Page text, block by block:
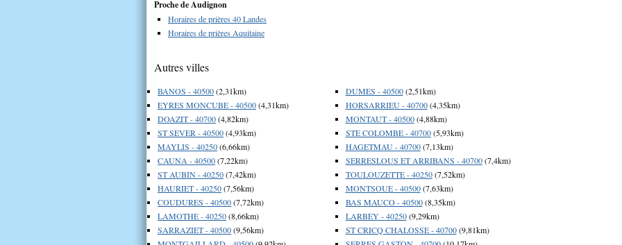
Proche de Audignon
Horaires de prières 40 Landes
Horaires de prières Aquitaine
Autres villes
BANOS - 40500(2,31km)
EYRES MONCUBE - 40500(4,31km)
DOAZIT - 40700(4,82km)
ST SEVER - 40500(4,93km)
MAYLIS - 40250(6,66km)
CAUNA - 40500(7,22km)
ST AUBIN - 40250(7,42km)
HAURIET - 40250(7,56km)
COUDURES - 40500(7,72km)
LAMOTHE - 40250(8,66km)
SARRAZIET - 40500(9,56km)
DUMES - 40500(2,51km)
HORSARRIEU - 40700(4,35km)
MONTAUT - 40500(4,88km)
STE COLOMBE - 40700(5,93km)
HAGETMAU - 40700(7,13km)
SERRESLOUS ET ARRIBANS - 40700(7,4km)
TOULOUZETTE - 40250(7,52km)
MONTSOUE - 40500(7,63km)
BAS MAUCO - 40500(8,35km)
LARBEY - 40250(9,29km)
ST CRICQ CHALOSSE - 40700(9,81km)